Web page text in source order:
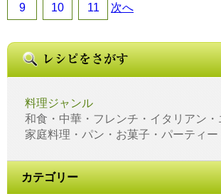
9 10 11 次へ
料理ジャンル
和食・中華・フレンチ・イタリアン・
家庭料理・パン・お菓子・パーティ
カテゴリー